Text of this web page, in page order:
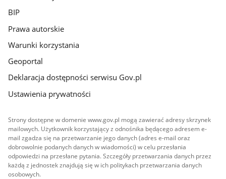
BIP
Prawa autorskie
Warunki korzystania
Geoportal
Deklaracja dostępności serwisu Gov.pl
Ustawienia prywatności
Strony dostępne w domenie www.gov.pl mogą zawierać adresy skrzynek
mailowych. Użytkownik korzystający z odnośnika będącego adresem e-
mail zgadza się na przetwarzanie jego danych (adres e-mail oraz
dobrowolnie podanych danych w wiadomości) w celu przesłania
odpowiedzi na przesłane pytania. Szczegóły przetwarzania danych przez
każdą z jednostek znajdują się w ich politykach przetwarzania danych
osobowych.